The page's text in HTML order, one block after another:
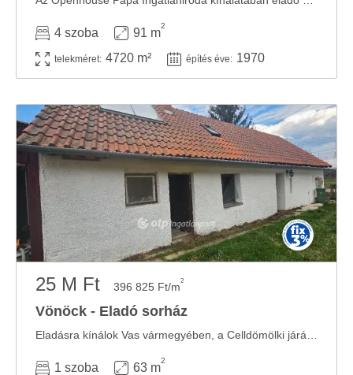
4 szoba 91 m
2
telekméret: 4720 m² építés éve: 1970
25 M Ft 396 825 Ft/m2
Vönöck - Eladó sorház
1 szoba 63 m
2